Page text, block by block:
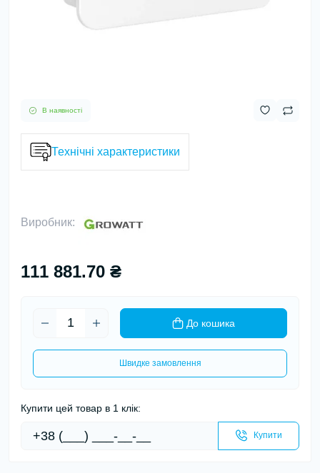
В наявності
Технічні характеристики
Виробник:
111 881.70 ₴
До кошика
Швидке замовлення
Купити цей товар в 1 клік:
Купити